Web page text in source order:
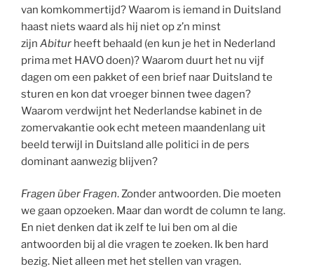
van komkommertijd? Waarom is iemand in Duitsland
haast niets waard als hij niet op z’n minst
zijn Abitur heeft behaald (en kun je het in Nederland
prima met HAVO doen)? Waarom duurt het nu vijf
dagen om een pakket of een brief naar Duitsland te
sturen en kon dat vroeger binnen twee dagen?
Waarom verdwijnt het Nederlandse kabinet in de
zomervakantie ook echt meteen maandenlang uit
beeld terwijl in Duitsland alle politici in de pers
dominant aanwezig blijven?
Fragen über Fragen. Zonder antwoorden. Die moeten
we gaan opzoeken. Maar dan wordt de column te lang.
En niet denken dat ik zelf te lui ben om al die
antwoorden bij al die vragen te zoeken. Ik ben hard
bezig. Niet alleen met het stellen van vragen.